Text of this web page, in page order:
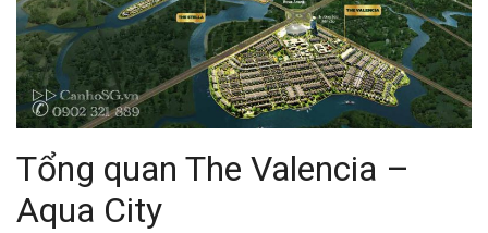
Tổng quan The Valencia –
Aqua City